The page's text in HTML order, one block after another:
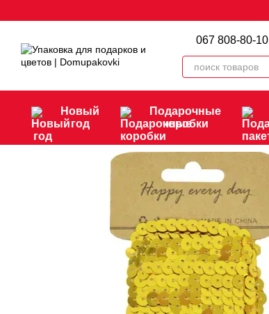
067 808-80-10
Новый
год
Подарочные
коробки